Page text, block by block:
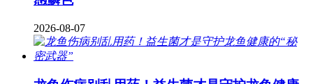
2026-08-07